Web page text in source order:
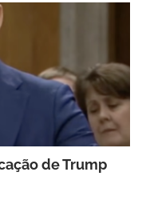
de Trump